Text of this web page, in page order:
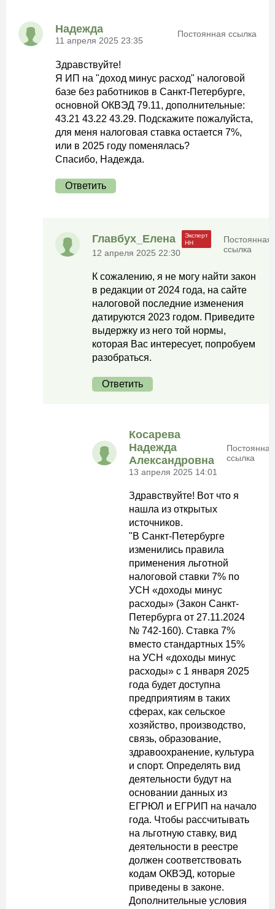
Надежда
11 апреля 2025 23:35
Постоянная ссылка
Здравствуйте!
Я ИП на "доход минус расход" налоговой
базе без работников в Санкт-Петербурге,
основной ОКВЭД 79.11, дополнительные:
43.21 43.22 43.29. Подскажите пожалуйста,
для меня налоговая ставка остается 7%,
или в 2025 году поменялась?
Спасибо, Надежда.
Ответить
Главбух_Елена
12 апреля 2025 22:30
Постоянная
ссылка
К сожалению, я не могу найти закон
в редакции от 2024 года, на сайте
налоговой последние изменения
датируются 2023 годом. Приведите
выдержку из него той нормы,
которая Вас интересует, попробуем
разобраться.
Ответить
Косарева
Надежда
Александровна
13 апреля 2025 14:01
Постоянная
ссылка
Здравствуйте! Вот что я
нашла из открытых
источников.
"В Санкт-Петербурге
изменились правила
применения льготной
налоговой ставки 7% по
УСН «доходы минус
расходы» (Закон Санкт-
Петербурга от 27.11.2024
№ 742-160). Ставка 7%
вместо стандартных 15%
на УСН «доходы минус
расходы» с 1 января 2025
года будет доступна
предприятиям в таких
сферах, как сельское
хозяйство, производство,
связь, образование,
здравоохранение, культура
и спорт. Определять вид
деятельности будут на
основании данных из
ЕГРЮЛ и ЕГРИП на начало
года. Чтобы рассчитывать
на льготную ставку, вид
деятельности в реестре
должен соответствовать
кодам ОКВЭД, которые
приведены в законе.
Дополнительные условия